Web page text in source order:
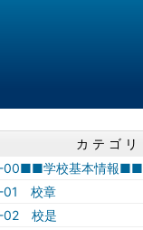
カテゴリ
00■■学校基本情報■■
01 校章
02 校是